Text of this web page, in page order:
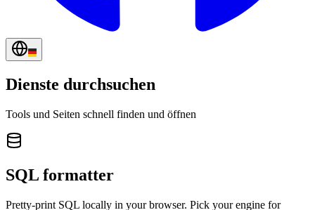
Dienste durchsuchen
Tools und Seiten schnell finden und öffnen
SQL formatter
Pretty-print SQL locally in your browser. Pick your engine for